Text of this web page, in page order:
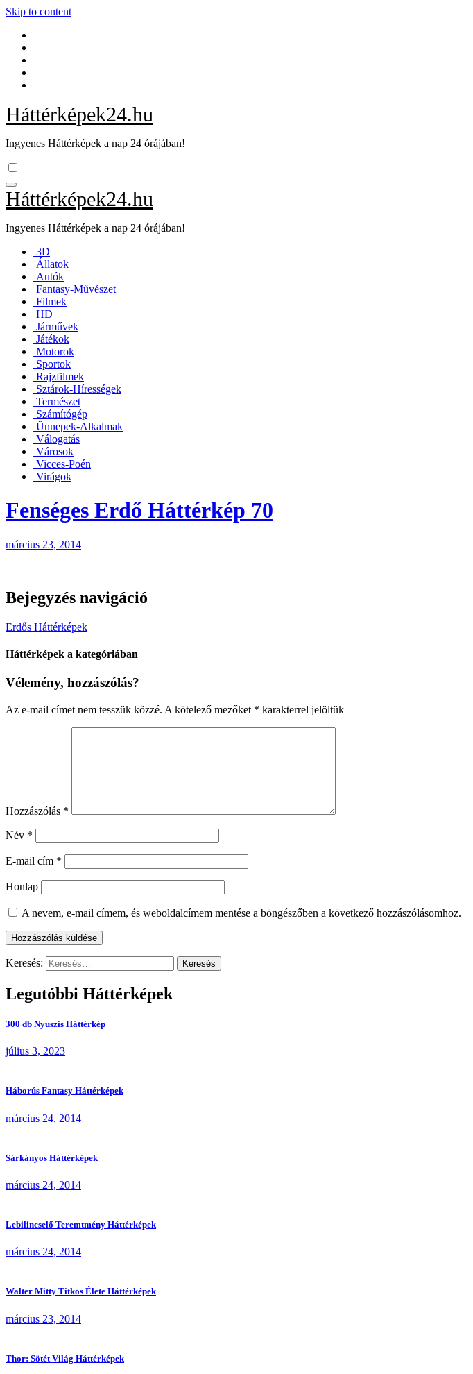
Skip to content
Háttérképek24.hu
Ingyenes Háttérképek a nap 24 órájában!
Háttérképek24.hu
Ingyenes Háttérképek a nap 24 órájában!
3D
Állatok
Autók
Fantasy-Művészet
Filmek
HD
Járművek
Játékok
Motorok
Sportok
Rajzfilmek
Sztárok-Hírességek
Természet
Számítógép
Ünnepek-Alkalmak
Válogatás
Városok
Vicces-Poén
Virágok
Fenséges Erdő Háttérkép 70
március 23, 2014
Bejegyzés navigáció
Erdős Háttérképek
Háttérképek a kategóriában
Vélemény, hozzászólás?
Az e-mail címet nem tesszük közzé. A kötelező mezőket * karakterrel jelöltük
Hozzászólás *
Név *
E-mail cím *
Honlap
A nevem, e-mail címem, és weboldalcímem mentése a böngészőben a következő hozzászólásomhoz.
Keresés:
Legutóbbi Háttérképek
300 db Nyuszis Háttérkép
július 3, 2023
Háborús Fantasy Háttérképek
március 24, 2014
Sárkányos Háttérképek
március 24, 2014
Lebilincselő Teremtmény Háttérképek
március 24, 2014
Walter Mitty Titkos Élete Háttérképek
március 23, 2014
Thor: Sötét Világ Háttérképek